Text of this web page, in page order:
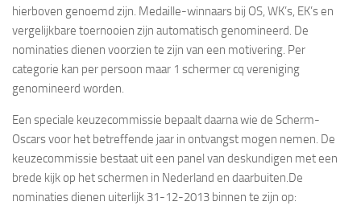
hierboven genoemd zijn. Medaille-winnaars bij OS, WK’s, EK’s en
vergelijkbare toernooien zijn automatisch genomineerd. De
nominaties dienen voorzien te zijn van een motivering. Per
categorie kan per persoon maar 1 schermer cq vereniging
genomineerd worden.
Een speciale keuzecommissie bepaalt daarna wie de Scherm-
Oscars voor het betreffende jaar in ontvangst mogen nemen. De
keuzecommissie bestaat uit een panel van deskundigen met een
brede kijk op het schermen in Nederland en daarbuiten.De
nominaties dienen uiterlijk 31-12-2013 binnen te zijn op: